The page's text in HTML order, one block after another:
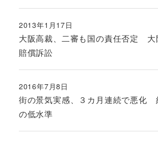
大阪高裁、二審も国の責任否定 大
賠償訴訟
投稿日
2013年1月17日
街の景気実感、３カ月連続で悪化
の低水準
投稿日
2016年7月8日